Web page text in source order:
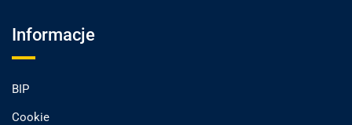
Informacje
BIP
Cookie